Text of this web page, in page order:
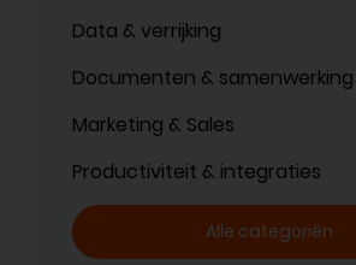
Data & verrijking
Documenten & samenwerking
Marketing & Sales
Productiviteit & integraties
Alle categoriën